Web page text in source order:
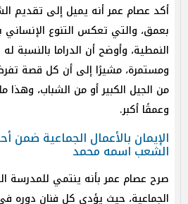
أكد عصام عمر أنه يميل إلى تقديم
بعمق، والتي تعكس التنوع الإنساني
النمطية، وأوضح أن الدراما بالنسبة
ومستمرة، مشيرًا إلى أن كل قصة
من الجيل الكبير أو من الشباب، وهذا
وعمقًا أكبر.
الإيمان بالأعمال الجماعية
الشعب اسمه محمد
صرح عصام عمر بأنه ينتمي للمدرسة
الجماعية، حيث يؤدي كل فنان دوره